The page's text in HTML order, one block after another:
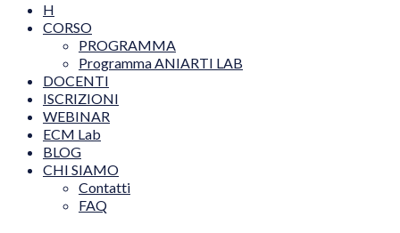
H
CORSO
PROGRAMMA
Programma ANIARTI LAB
DOCENTI
ISCRIZIONI
WEBINAR
ECM Lab
BLOG
CHI SIAMO
Contatti
FAQ